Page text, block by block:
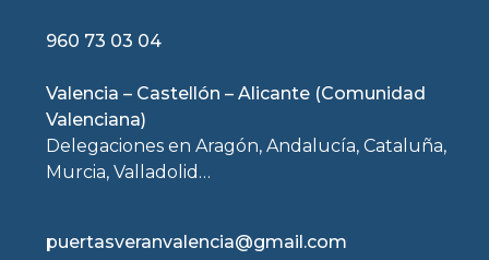
960 73 03 04
Valencia – Castellón – Alicante (Comunidad
Valenciana)
Delegaciones en Aragón, Andalucía, Cataluña,
Murcia, Valladolid…
puertasveranvalencia@gmail.com